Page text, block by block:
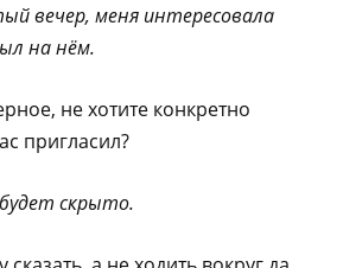
вечер, меня интересовала
на нём.
не хотите конкретно
пригласил?
скрыто.